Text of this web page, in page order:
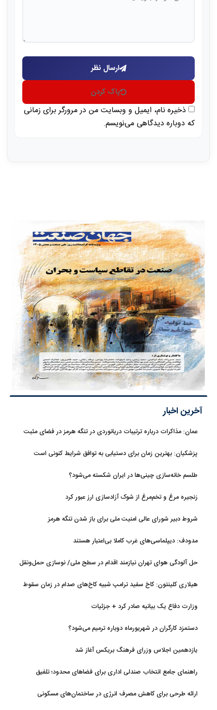
ارسال نظر
پاک کردن
ذخیره نام، ایمیل و وبسایت من در مرورگر برای زمانی
که دوباره دیدگاهی می‌نویسم.
آخرین اخبار
عمان: مذاکرات درباره ترتیبات دریانوردی در تنگه هرمز در فضای مثبت
پزشکیان‌: بهترین زمان برای دستیابی به توافق شرایط کنونی است
طلسم خانه‌سازی چینی‌ها در ایران شکسته می‌شود؟
زنجیره مرغ و تخم‌مرغ از شوک آزادسازی ارز عبور کرد
شروط دبیر شورای عالی امنیت ملی برای باز شدن تنگه هرمز
مدودف: دیپلماسی‌های غرب کاملا بی‌اعتبار هستند
حل آلودگی هوای تهران نیازمند اقدام در سطح ملی/ نوسازی حمل‌ونقل
هیلاری کلینتون: کاخ سفید ترامپ شبیه کاخ‌های صدام در زمان سقوط
وزارت دفاع یک بیانیه صادر کرد + جزئیات
دستمزد کارگران در شهریورماه دوباره ترمیم می‌شود؟
یازدهمین اجلاس وزرای فرهنگ بریکس آغاز شد
راهنمای جامع انتخاب صندلی اداری برای فضاهای محدود؛ تلفیق
ارائه طرحی برای کاهش مصرف انرژی در ساختمان‌های مسکونی